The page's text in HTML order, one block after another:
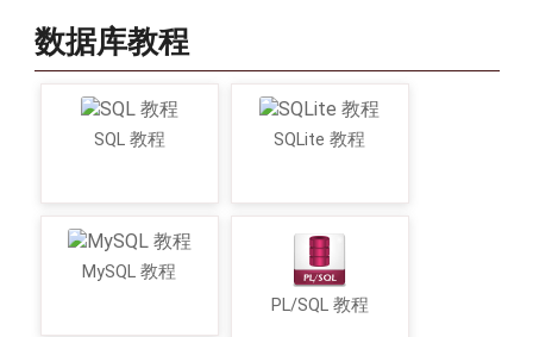
数据库教程
SQL 教程 SQLite 教程
MySQL 教程
PL/SQL 教程